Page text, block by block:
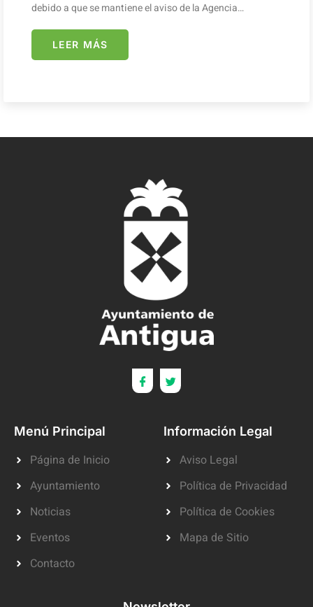
debido a que se mantiene el aviso de la Agencia…
LEER MÁS
Menú Principal
Página de Inicio
Ayuntamiento
Noticias
Eventos
Contacto
Información Legal
Aviso Legal
Política de Privacidad
Política de Cookies
Mapa de Sitio